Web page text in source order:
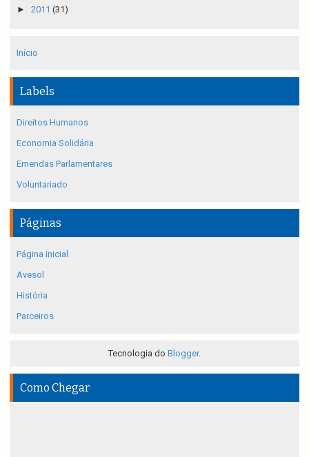
► 2011 (31)
Início
Labels
Direitos Humanos
Economia Solidária
Emendas Parlamentares
Voluntariado
Páginas
Página inicial
Avesol
História
Parceiros
Tecnologia do Blogger.
Como Chegar